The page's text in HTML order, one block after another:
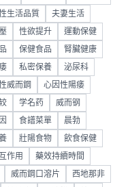
生活品質 夫妻生活
性欲提升 運動保健
保健食品 腎臟健康
私密保養 泌尿科
威而鋼 心因性陽痿
学名药 威而钢
食譜菜單 晨勃
壯陽食物 飲食保健
作用 藥效持續時間
威而鋼口溶片 西地那非